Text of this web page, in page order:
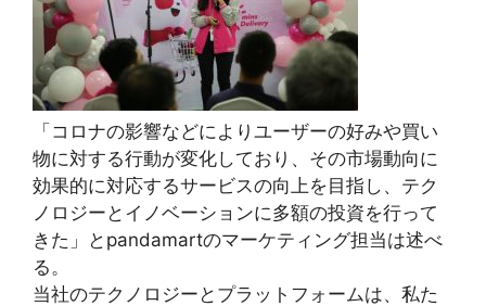
「コロナの影響などによりユーザーの好みや買い
物に対する行動が変化しており、その市場動向に
効果的に対応するサービスの向上を目指し、テク
ノロジーとイノベーションに多額の投資を行って
きた」とpandamartのマーケティング担当は述べ
る。
当社のテクノロジーとプラットフォームは、私た